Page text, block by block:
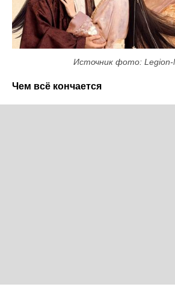
Источник фото: Legion-
Чем всё кончается